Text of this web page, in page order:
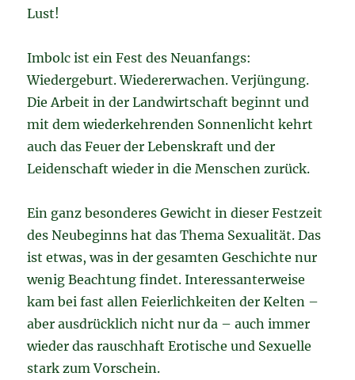
Lust!
Imbolc ist ein Fest des Neuanfangs:
Wiedergeburt. Wiedererwachen. Verjüngung.
Die Arbeit in der Landwirtschaft beginnt und
mit dem wiederkehrenden Sonnenlicht kehrt
auch das Feuer der Lebenskraft und der
Leidenschaft wieder in die Menschen zurück.
Ein ganz besonderes Gewicht in dieser Festzeit
des Neubeginns hat das Thema Sexualität. Das
ist etwas, was in der gesamten Geschichte nur
wenig Beachtung findet. Interessanterweise
kam bei fast allen Feierlichkeiten der Kelten –
aber ausdrücklich nicht nur da – auch immer
wieder das rauschhaft Erotische und Sexuelle
stark zum Vorschein.